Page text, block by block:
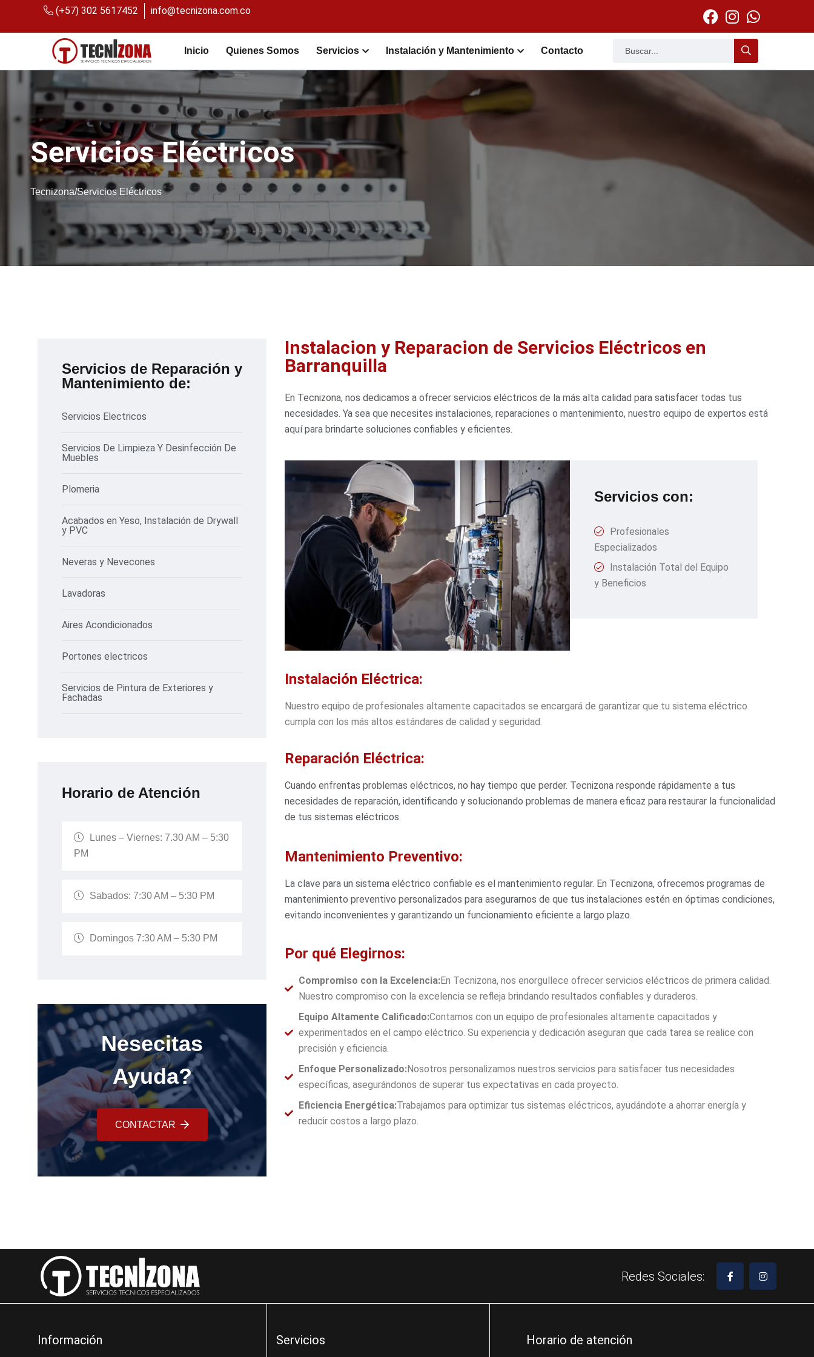
(+57) 302 5617452 info@tecnizona.com.co
Inicio Quienes Somos Servicios Instalación y Mantenimiento Contacto
Servicios Eléctricos
Tecnizona/Servicios Eléctricos
Servicios de Reparación y
Mantenimiento de:
Servicios Electricos
Servicios De Limpieza Y Desinfección De
Muebles
Plomeria
Acabados en Yeso, Instalación de Drywall
y PVC
Neveras y Nevecones
Lavadoras
Aires Acondicionados
Portones electricos
Servicios de Pintura de Exteriores y
Fachadas
Horario de Atención
Lunes – Viernes: 7.30 AM – 5:30
PM
Sabados: 7:30 AM – 5:30 PM
Domingos 7:30 AM – 5:30 PM
Nesecitas
Ayuda?
CONTACTAR
Instalacion y Reparacion de Servicios Eléctricos en
Barranquilla
En Tecnizona, nos dedicamos a ofrecer servicios eléctricos de la más alta calidad para satisfacer todas tus
necesidades. Ya sea que necesites instalaciones, reparaciones o mantenimiento, nuestro equipo de expertos está
aquí para brindarte soluciones confiables y eficientes.
Servicios con:
Profesionales
Especializados
Instalación Total del Equipo
y Beneficios
Instalación Eléctrica:
Nuestro equipo de profesionales altamente capacitados se encargará de garantizar que tu sistema eléctrico
cumpla con los más altos estándares de calidad y seguridad.
Reparación Eléctrica:
Cuando enfrentas problemas eléctricos, no hay tiempo que perder. Tecnizona responde rápidamente a tus
necesidades de reparación, identificando y solucionando problemas de manera eficaz para restaurar la funcionalidad
de tus sistemas eléctricos.
Mantenimiento Preventivo:
La clave para un sistema eléctrico confiable es el mantenimiento regular. En Tecnizona, ofrecemos programas de
mantenimiento preventivo personalizados para asegurarnos de que tus instalaciones estén en óptimas condiciones,
evitando inconvenientes y garantizando un funcionamiento eficiente a largo plazo.
Por qué Elegirnos:
Compromiso con la Excelencia:En Tecnizona, nos enorgullece ofrecer servicios eléctricos de primera calidad.
Nuestro compromiso con la excelencia se refleja brindando resultados confiables y duraderos.
Equipo Altamente Calificado:Contamos con un equipo de profesionales altamente capacitados y
experimentados en el campo eléctrico. Su experiencia y dedicación aseguran que cada tarea se realice con
precisión y eficiencia.
Enfoque Personalizado:Nosotros personalizamos nuestros servicios para satisfacer tus necesidades
específicas, asegurándonos de superar tus expectativas en cada proyecto.
Eficiencia Energética:Trabajamos para optimizar tus sistemas eléctricos, ayudándote a ahorrar energía y
reducir costos a largo plazo.
Redes Sociales:
Información Servicios Horario de atención